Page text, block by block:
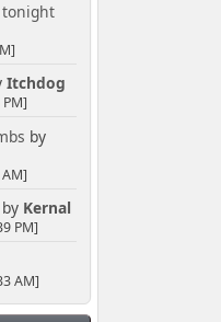
tonight
Itchdog
by
by Kernal
PM]
AM]